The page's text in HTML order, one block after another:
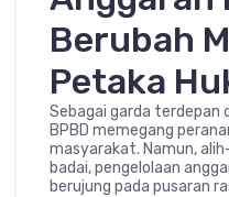
Berubah
Petaka
Sebagai garda terdepan
BPBD memegang
masyarakat. Namun,
badai, pengelolaan
berujung pada pusaran